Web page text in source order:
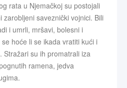
rata u Njemačkoj su postojali
zarobljeni saveznički vojnici. Bili
i umrli, mršavi, bolesni i
hoće li se ikada vratiti kući i
Stražari su ih promatrali iza
ramena, jedva